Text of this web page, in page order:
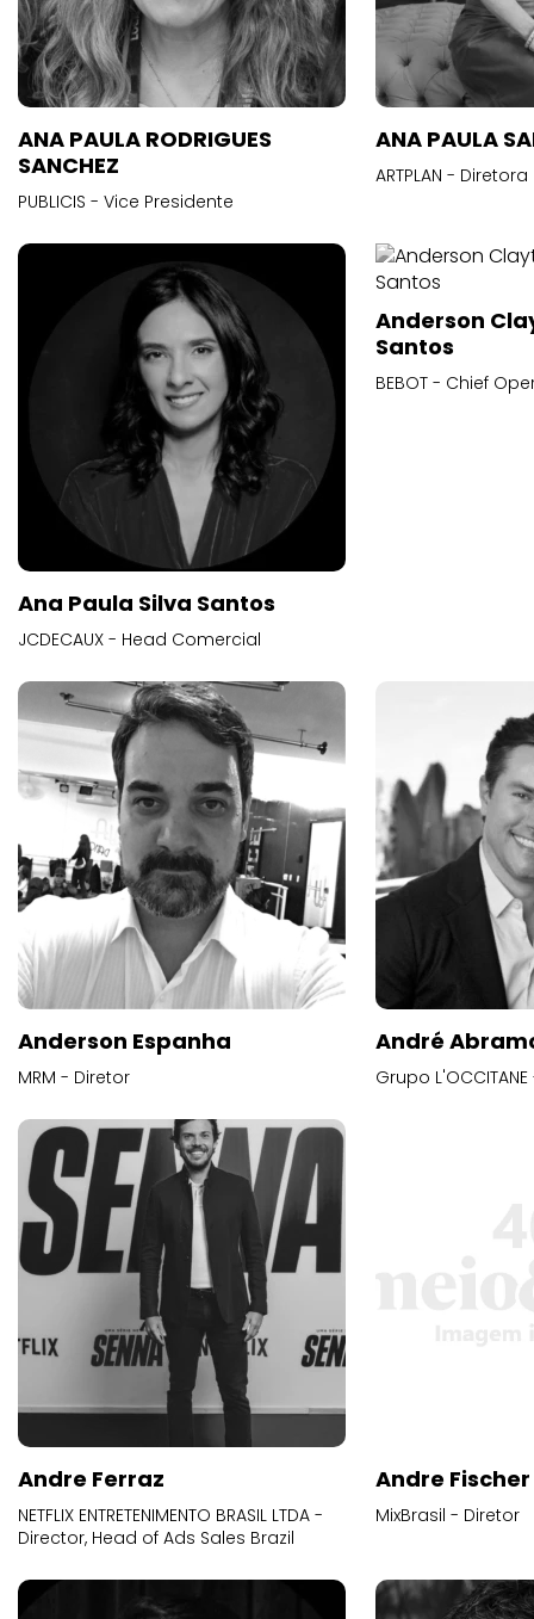
ANA PAULA RODRIGUES
SANCHEZ
PUBLICIS - Vice Presidente
ANA PAULA
ARTPLAN -
Ana Paula Silva Santos
JCDECAUX - Head Comercial
Anderson
Santos
BEBOT - Chief
Anderson Espanha
MRM - Diretor
André
Grupo
Andre Ferraz
NETFLIX ENTRETENIMENTO BRASIL LTDA -
Director, Head of Ads Sales Brazil
Andre Fischer
MixBrasil - Diretor